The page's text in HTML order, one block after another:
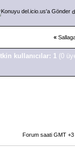
«
kullanıcılar: 1 (0
Forum saati GMT